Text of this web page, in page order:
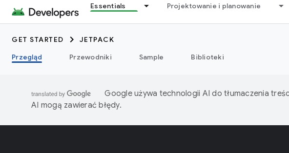
Essentials Projektowanie i planowanie
GET STARTED
JETPACK
Przegląd
Przewodniki Sample Biblioteki
Google używa technologii AI do tłumaczenia
AI mogą zawierać błędy.